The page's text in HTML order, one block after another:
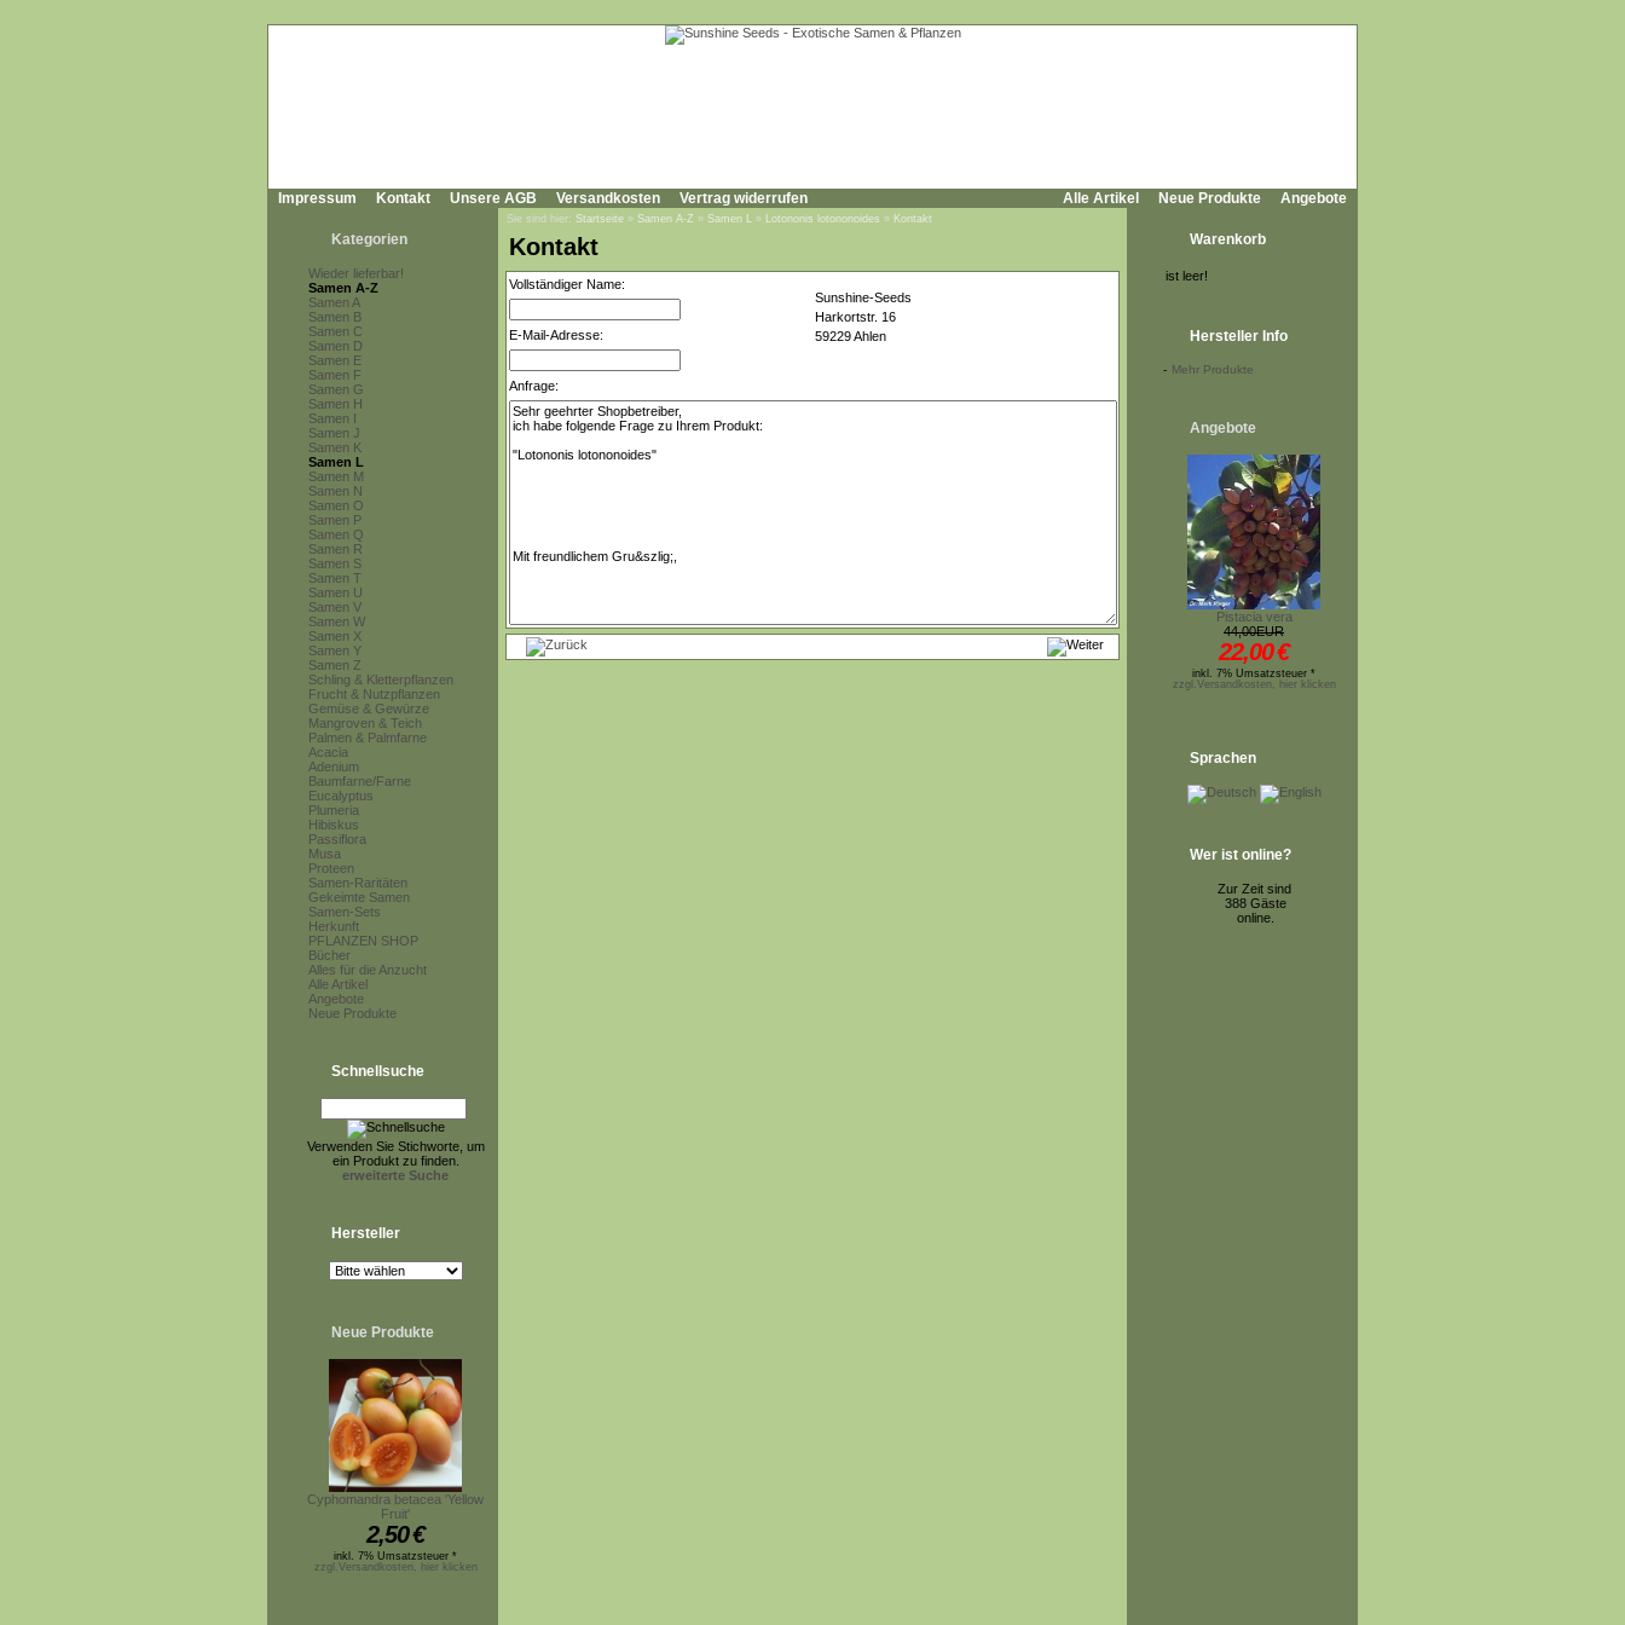
Impressum Kontakt Unsere AGB Versandkosten Vertrag widerrufen Alle Artikel Neue Produkte Angebote
Kategorien
Wieder lieferbar!
Samen A-Z
Samen A
Samen B
Samen C
Samen D
Samen E
Samen F
Samen G
Samen H
Samen I
Samen J
Samen K
Samen L
Samen M
Samen N
Samen O
Samen P
Samen Q
Samen R
Samen S
Samen T
Samen U
Samen V
Samen W
Samen X
Samen Y
Samen Z
Schling & Kletterpflanzen
Frucht & Nutzpflanzen
Gemüse & Gewürze
Mangroven & Teich
Palmen & Palmfarne
Acacia
Adenium
Baumfarne/Farne
Eucalyptus
Plumeria
Hibiskus
Passiflora
Musa
Proteen
Samen-Raritäten
Gekeimte Samen
Samen-Sets
Herkunft
PFLANZEN SHOP
Bücher
Alles für die Anzucht
Alle Artikel
Angebote
Neue Produkte
Schnellsuche
Verwenden Sie Stichworte, um
ein Produkt zu finden.
erweiterte Suche
Hersteller
Neue Produkte
Cyphomandra betacea 'Yellow
Fruit'
2,50€
inkl. 7% Umsatzsteuer *
zzgl.Versandkosten, hier klicken
Sie sind hier: Startseite » Samen A-Z » Samen L » Lotononis lotononoides » Kontakt
Kontakt
Vollständiger Name:
Sunshine-Seeds
Harkortstr. 16
59229 Ahlen
E-Mail-Adresse:
Anfrage:
Warenkorb
ist leer!
Hersteller Info
- Mehr Produkte
Angebote
Pistacia vera
44,00EUR
22,00€
inkl. 7% Umsatzsteuer *
zzgl.Versandkosten, hier klicken
Sprachen
Wer ist online?
Zur Zeit sind
388 Gäste
online.